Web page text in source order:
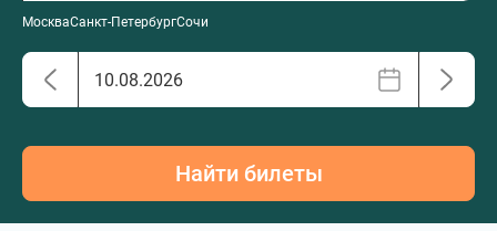
МоскваСанкт-ПетербургСочи
Найти билеты